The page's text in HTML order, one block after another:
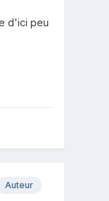
d'ici peu
Auteur